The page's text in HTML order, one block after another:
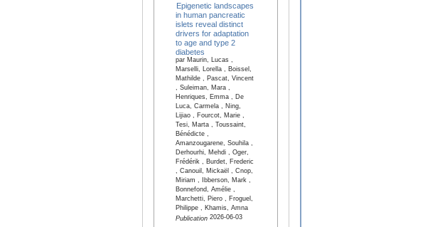
Epigenetic landscapes
in human pancreatic
islets reveal distinct
drivers for adaptation
to age and type 2
diabetes
par Maurin, Lucas ,
Marselli, Lorella , Boissel,
Mathilde , Pascat, Vincent
, Suleiman, Mara ,
Henriques, Emma , De
Luca, Carmela , Ning,
Lijiao , Fourcot, Marie ,
Tesi, Marta , Toussaint,
Bénédicte ,
Amanzougarene, Souhila ,
Derhourhi, Mehdi , Oger,
Frédérik , Burdet, Frederic
, Canouil, Mickaël , Cnop,
Miriam , Ibberson, Mark ,
Bonnefond, Amélie ,
Marchetti, Piero , Froguel,
Philippe , Khamis, Amna
Publication2026-06-03